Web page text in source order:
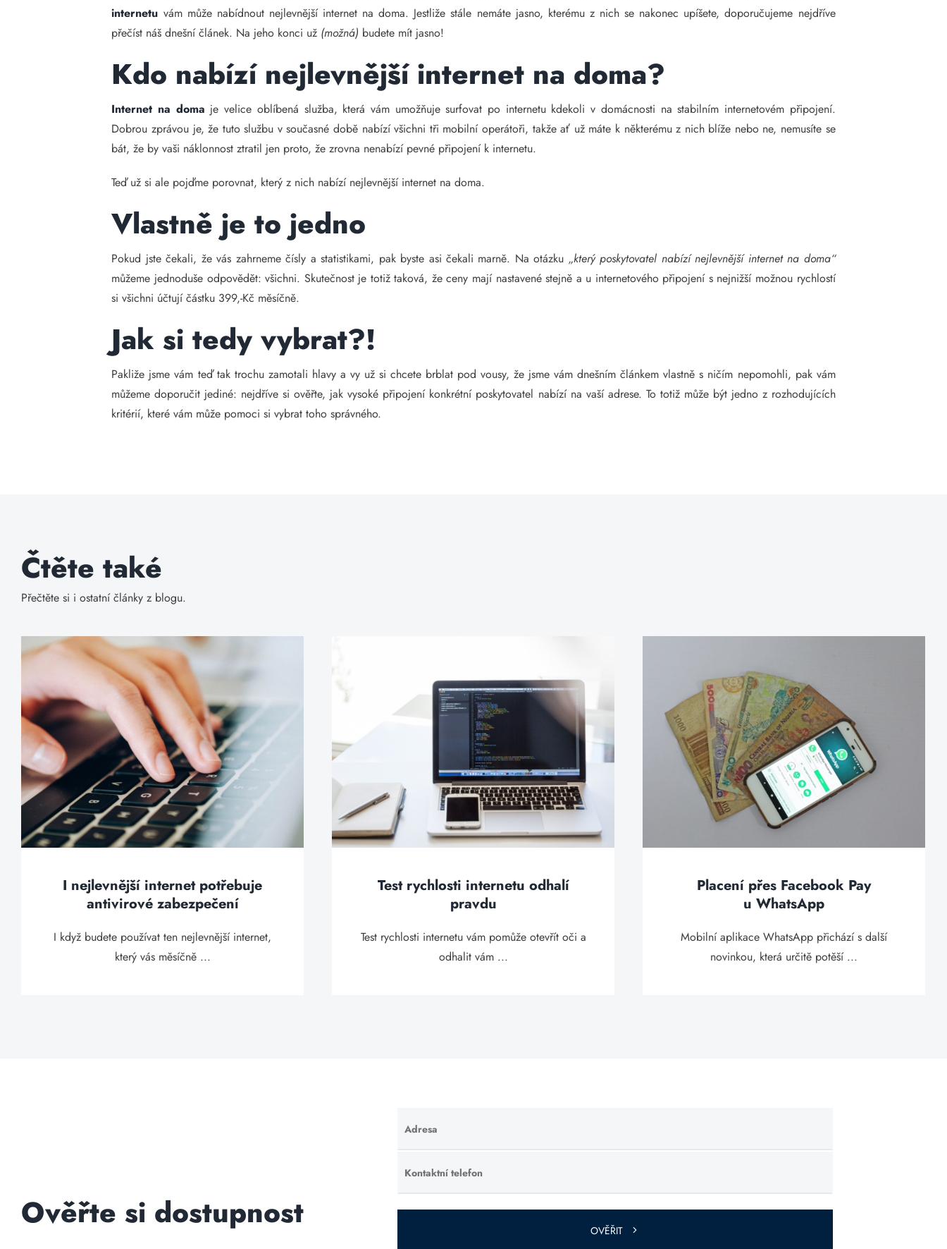
internetu vám může nabídnout nejlevnější internet na doma. Jestliže stále nemáte jasno, kterému z nich se nakonec upíšete, doporučujeme nejdříve
přečíst náš dnešní článek. Na jeho konci už (možná) budete mít jasno!
Kdo nabízí nejlevnější internet na doma?
Internet na doma je velice oblíbená služba, která vám umožňuje surfovat po internetu kdekoli v domácnosti na stabilním internetovém připojení.
Dobrou zprávou je, že tuto službu v současné době nabízí všichni tři mobilní operátoři, takže ať už máte k některému z nich blíže nebo ne, nemusíte se
bát, že by vaši náklonnost ztratil jen proto, že zrovna nenabízí pevné připojení k internetu.
Teď už si ale pojďme porovnat, který z nich nabízí nejlevnější internet na doma.
Vlastně je to jedno
Pokud jste čekali, že vás zahrneme čísly a statistikami, pak byste asi čekali marně. Na otázku „který poskytovatel nabízí nejlevnější internet na doma“
můžeme jednoduše odpovědět: všichni. Skutečnost je totiž taková, že ceny mají nastavené stejně a u internetového připojení s nejnižší možnou rychlostí
si všichni účtují částku 399,-Kč měsíčně.
Jak si tedy vybrat?!
Pakliže jsme vám teď tak trochu zamotali hlavy a vy už si chcete brblat pod vousy, že jsme vám dnešním článkem vlastně s ničím nepomohli, pak vám
můžeme doporučit jediné: nejdříve si ověřte, jak vysoké připojení konkrétní poskytovatel nabízí na vaší adrese. To totiž může být jedno z rozhodujících
kritérií, které vám může pomoci si vybrat toho správného.
Čtěte také
Přečtěte si i ostatní články z blogu.
I nejlevnější internet potřebuje
antivirové zabezpečení
I když budete používat ten nejlevnější internet,
který vás měsíčně ...
Test rychlosti internetu odhalí
pravdu
Test rychlosti internetu vám pomůže otevřít oči a
odhalit vám ...
Placení přes Facebook Pay
u WhatsApp
Mobilní aplikace WhatsApp přichází s další
novinkou, která určitě potěší ...
Ověřte si dostupnost
Adresa
Ponechte
toto pole
prázdné.
Kontaktní telefon
Ponechte
toto pole
prázdné.
OVĚŘIT